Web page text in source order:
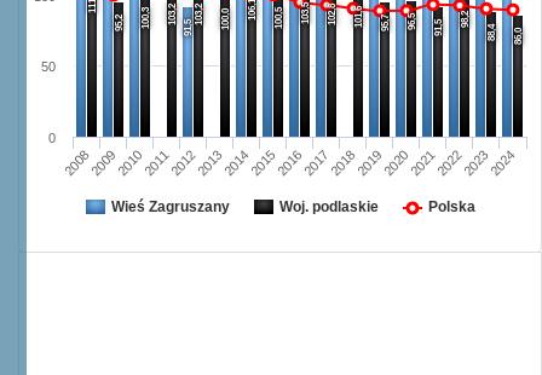
91,5
95,2 100,3 103,2 103,2 100,0 106,1 100,5 103,5 102,8 101,6 95,7 96,5 91,5 98,2
88,4 86,0
20082009201020112012201320142015201620172018201920202021202220232024
0
50
Wieś Zagruszany Woj. podlaskie Polska